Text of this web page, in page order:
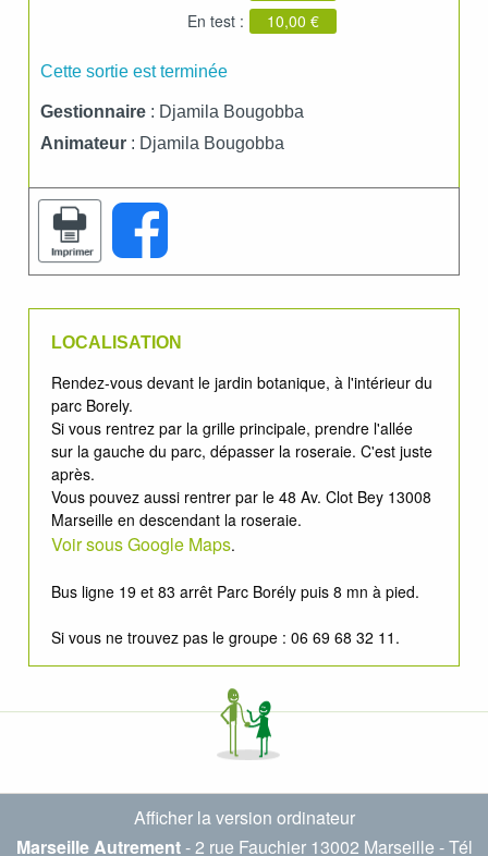
En test :
10,00 €
Cette sortie est terminée
Gestionnaire : Djamila Bougobba
Animateur : Djamila Bougobba
LOCALISATION
Rendez-vous devant le jardin botanique, à l'intérieur du
parc Borely.
Si vous rentrez par la grille principale, prendre l'allée
sur la gauche du parc, dépasser la roseraie. C'est juste
après.
Vous pouvez aussi rentrer par le 48 Av. Clot Bey 13008
Marseille en descendant la roseraie.
Voir sous Google Maps.
Bus ligne 19 et 83 arrêt Parc Borély puis 8 mn à pied.
Si vous ne trouvez pas le groupe : 06 69 68 32 11.
Afficher la version ordinateur
Marseille Autrement- 2 rue Fauchier 13002 Marseille - Tél